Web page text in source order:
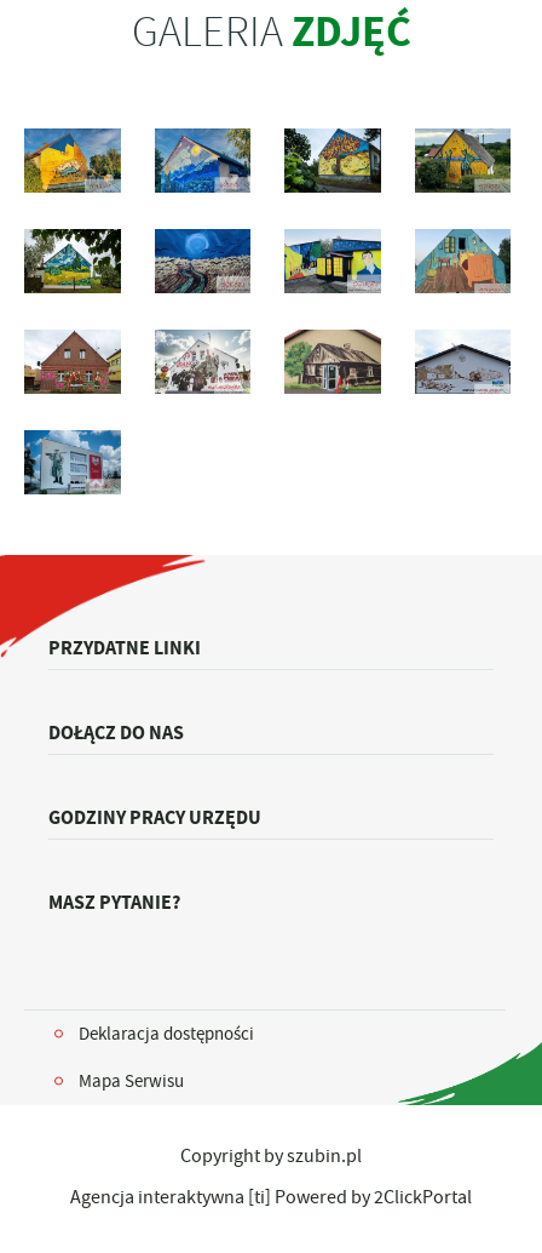
GALERIAZDJĘĆ
PRZYDATNE LINKI
DOŁĄCZ DO NAS
GODZINY PRACY URZĘDU
MASZ PYTANIE?
Deklaracja dostępności
Mapa Serwisu
Copyright by szubin.pl
Agencja interaktywna [ti] Powered by2ClickPortal